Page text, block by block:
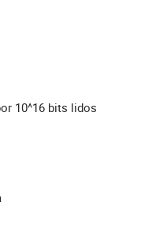
10^16 bits lidos